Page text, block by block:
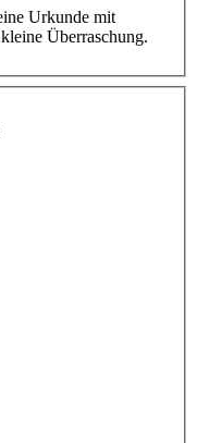
Urkunde mit
Überraschung.